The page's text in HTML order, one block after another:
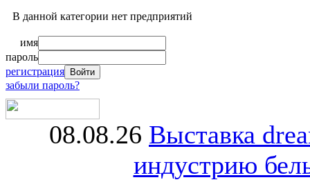
В данной категории нет предприятий
имя
пароль
регистрация
забыли пароль?
08.08.26 Выставка
индустрию